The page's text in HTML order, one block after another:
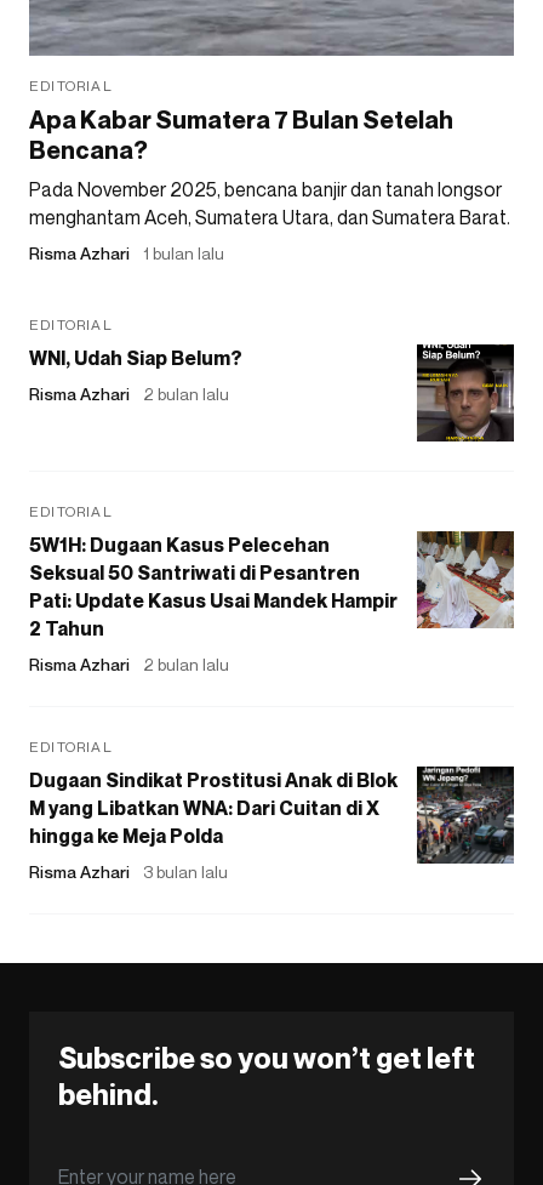
EDITORIAL
Apa Kabar Sumatera 7 Bulan Setelah
Bencana?
Pada November 2025, bencana banjir dan tanah longsor
menghantam Aceh, Sumatera Utara, dan Sumatera Barat.
Risma Azhari 1 bulan lalu
EDITORIAL
WNI, Udah Siap Belum?
Risma Azhari 2 bulan lalu
EDITORIAL
5W1H: Dugaan Kasus Pelecehan
Seksual 50 Santriwati di Pesantren
Pati: Update Kasus Usai Mandek Hampir
2 Tahun
Risma Azhari 2 bulan lalu
EDITORIAL
Dugaan Sindikat Prostitusi Anak di Blok
M yang Libatkan WNA: Dari Cuitan di X
hingga ke Meja Polda
Risma Azhari 3 bulan lalu
Subscribe so you won’t get left
behind.